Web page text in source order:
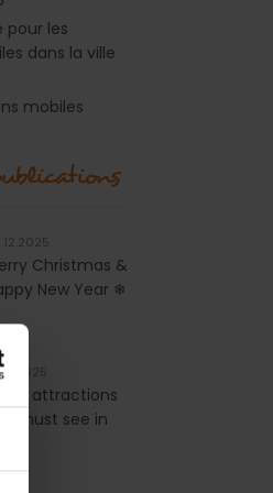
pour les
dans la ville
mobiles
Christmas &
New Year ❄
5 attractions
must see in